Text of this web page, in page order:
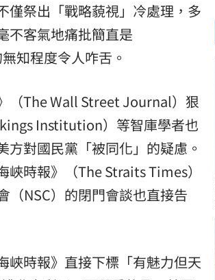
僅祭出「戰略藐視」冷處理，多
不客氣地痛批簡直是
知程度令人咋舌。
（The Wall Street Journal）狠
Institution）等智庫學者也
對國民黨「被同化」的疑慮。
峽時報》（The Straits Times）
NSC）的閉門會談也直接告
峽時報》直接下標「有魅力但天